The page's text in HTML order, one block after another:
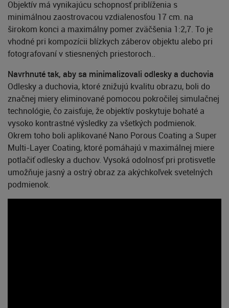
Objektív má vynikajúcu schopnosť priblíženia s
minimálnou zaostrovacou vzdialenosťou 17 cm. na
širokom konci a maximálny pomer zväčšenia 1:2,7. To je
vhodné pri kompozícii blízkych záberov objektu alebo pri
fotografovaní v stiesnených priestoroch..
Navrhnuté tak, aby sa minimalizovali odlesky a duchovia
Odlesky a duchovia, ktoré znižujú kvalitu obrazu, boli do
značnej miery eliminované pomocou pokročilej simulačnej
technológie, čo zaisťuje, že objektív poskytuje bohaté a
vysoko kontrastné výsledky za všetkých podmienok.
Okrem toho boli aplikované Nano Porous Coating a Super
Multi-Layer Coating, ktoré pomáhajú v maximálnej miere
potlačiť odlesky a duchov. Vysoká odolnosť pri protisvetle
umožňuje jasný a ostrý obraz za akýchkoľvek svetelných
podmienok.